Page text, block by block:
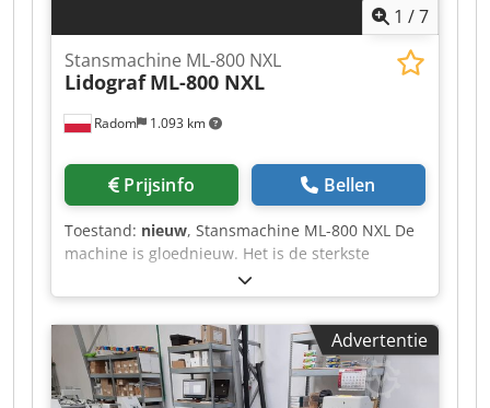
1 /7
Radom 1.093 km
Stansmachine ML-800 NXL
Lidograf ML-800 NXL
Prijsinfo Bellen
Toestand: nieuw, Stansmachine ML-800 NXL De
machine is gloednieuw. Het is de sterkste
machine op de markt, in deze maat. Formaat:
830 x 590 mm Gewicht: 2500 kg
Stroomvoorziening: 380 V Dkjdpfx Aaezfwxxjvor
Motor: 3 kW Uitrusting: - Elektromagnetische
koppeling en rem - Snelmontageframe - 3 modi:
continu, met tijdvertraging, handmatig -
Advertentie